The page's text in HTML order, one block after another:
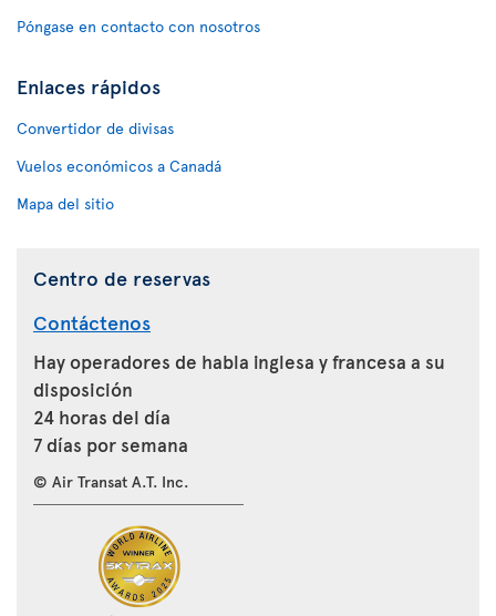
Póngase en contacto con nosotros
Enlaces rápidos
Convertidor de divisas
Vuelos económicos a Canadá
Mapa del sitio
Centro de reservas
Contáctenos
Hay operadores de habla inglesa y francesa a su
disposición
24 horas del día
7 días por semana
© Air Transat A.T. Inc.